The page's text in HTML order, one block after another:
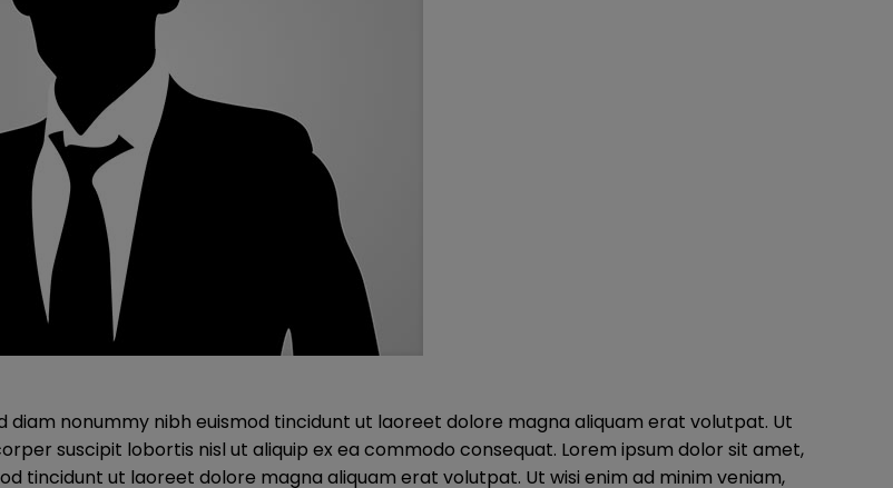
nonummy nibh euismod tincidunt ut laoreet dolore magna aliquam erat volutpat. Ut
suscipit lobortis nisl ut aliquip ex ea commodo consequat. Lorem ipsum dolor sit amet,
tincidunt ut laoreet dolore magna aliquam erat volutpat. Ut wisi enim ad minim veniam,